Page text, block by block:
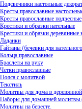
Подсвечники настольные
Кресты православные
Кресты православные подвесные
Крестики и образки нательные
Крестики и образки деревянные
Ладанки
Гайтаны (бечевки для
Кольца православные
Браслеты на руку
Четки православные
Пояса с молитвой
Текстиль
Молитвы для дома в
Наборы для домашней молитвы
Молитвы на бересте.